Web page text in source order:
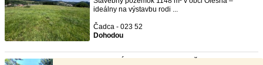
ideálny na výstavbu rodi ...
Čadca - 023 52
Dohodou